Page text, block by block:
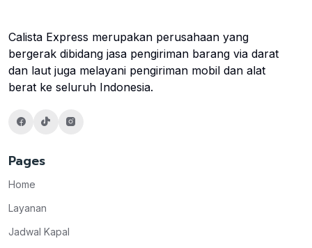
Calista Express merupakan perusahaan yang
bergerak dibidang jasa pengiriman barang via darat
dan laut juga melayani pengiriman mobil dan alat
berat ke seluruh Indonesia.
Pages
Home
Layanan
Jadwal Kapal